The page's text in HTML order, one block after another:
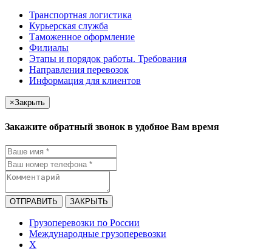
Транспортная логистика
Курьерская служба
Таможенное оформление
Филиалы
Этапы и порядок работы. Требования
Направления перевозок
Информация для клиентов
×Закрыть
Закажите обратный звонок в удобное Вам время
ОТПРАВИТЬ ЗАКРЫТЬ
Грузоперевозки по России
Международные грузоперевозки
X